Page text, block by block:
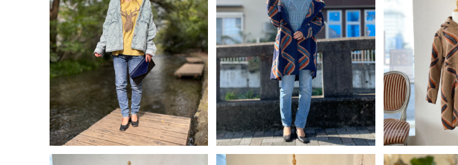
[コーデ買い] で【 30%OFF! 】
3点 イタリア製 トナカイ ヒョウ
柄 ドルマンスリーブ ニット +
ボタンフライ デニム スキニー
パンツ + イタリア製 キルティ
ング ジャケット
¥22,680
30%OFF
SOLD OUT
[コーデ買い] で【 30%OFF! 】
3点 イタリア製 ViCOLO デザ
イン編み込みニット 3色展開
＜スカイブルー＞ + デニム ス
キニー パンツ + イタリア製 大
柄 フード付 コート＜ネイビー
＞
¥27,930
30%OFF
SOLD OUT
イタリア製 大
ト＜